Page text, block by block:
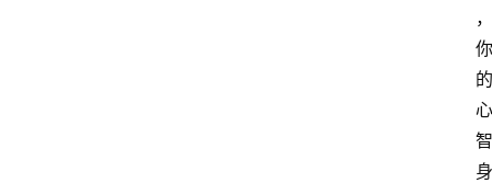
，
你
的
心
智
身